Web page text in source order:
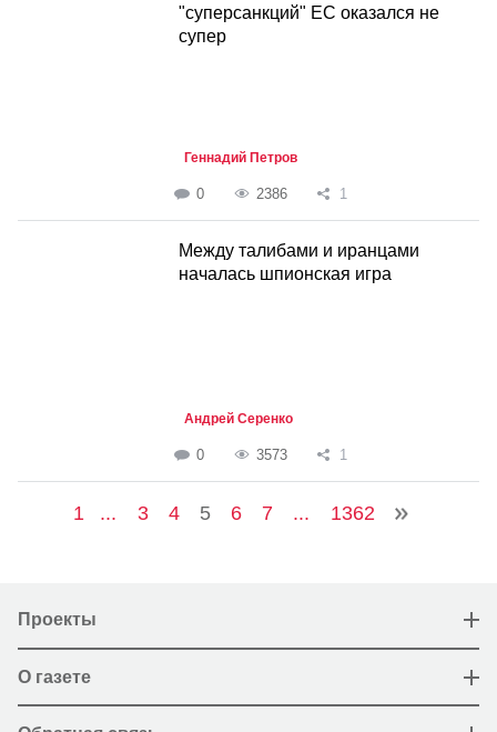
"суперсанкций" ЕС оказался не
супер
Геннадий Петров
0 2386 1
Между талибами и иранцами
началась шпионская игра
Андрей Серенко
0 3573 1
1 ... 3 4 5 6 7 ... 1362
Проекты
О газете